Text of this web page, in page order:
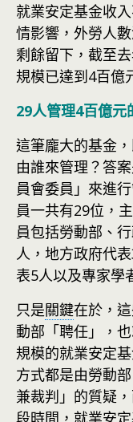
就業安定基金收
情影響，外勞人
剩餘留下，截至
規模已達到4百億
29人管理4百億元
這筆龐大的基金
由誰來管理？答
員會委員」來進
員一共有29位，
員包括勞動部、
人，地方政府代
表5人以及專家學
只是關鍵在於，
動部「聘任」，
規模的就業安定
方式都是由勞動
兼裁判」的質疑
段時間，就業安